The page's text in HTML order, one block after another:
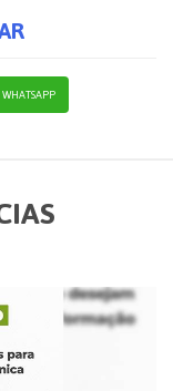
WHATSAPP